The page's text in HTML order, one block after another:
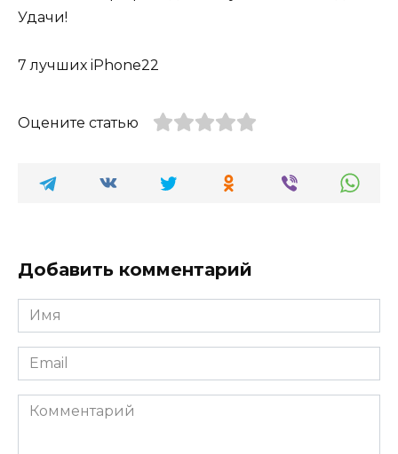
Удачи!
7 лучших iPhone22
Оцените статью
Добавить комментарий
Имя
*
Email
*
Комментарий